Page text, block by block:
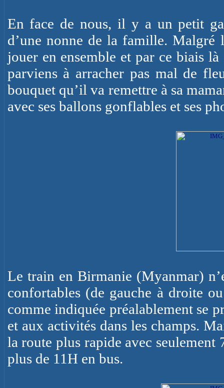
En face de nous, il y a un petit
d’une nonne de la famille. Malgré
jouer en ensemble et par ce biais
parviens à arracher pas mal de
bouquet qu’il va remettre à sa
avec ses ballons gonflables et ses
Le train en Birmanie (Myanmar)
confortables (de gauche à droite
comme indiquée préalablement se
et aux activités dans les champs.
la route plus rapide avec
plus de 11H en bus.